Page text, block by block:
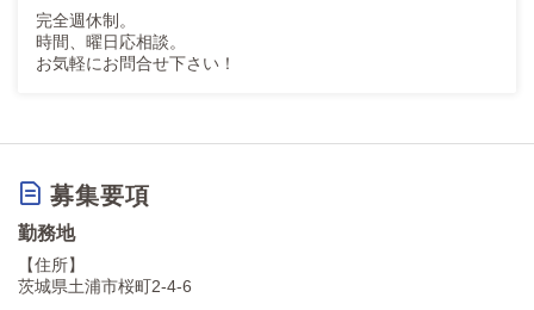
完全週休制。
時間、曜日応相談。
お気軽にお問合せ下さい！
募集要項
勤務地
【住所】
茨城県土浦市桜町2-4-6